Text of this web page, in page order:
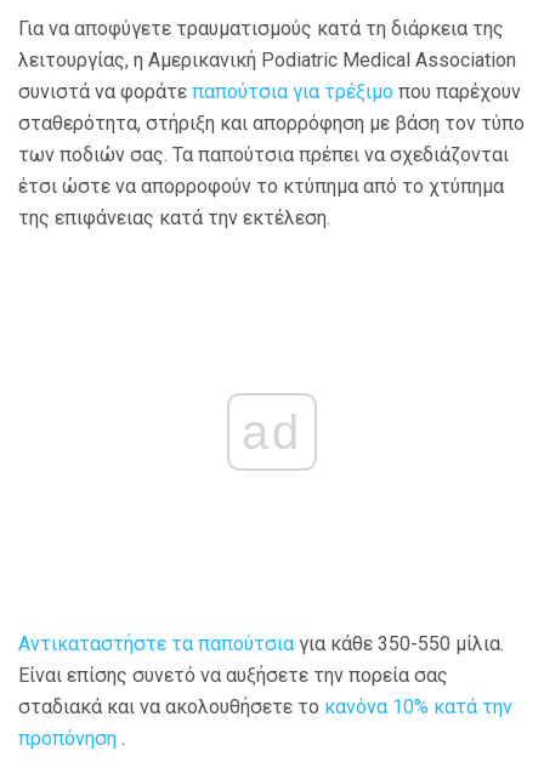
Για να αποφύγετε τραυματισμούς κατά τη διάρκεια της
λειτουργίας, η Αμερικανική Podiatric Medical Association
συνιστά να φοράτε παπούτσια για τρέξιμο που παρέχουν
σταθερότητα, στήριξη και απορρόφηση με βάση τον τύπο
των ποδιών σας. Τα παπούτσια πρέπει να σχεδιάζονται
έτσι ώστε να απορροφούν το κτύπημα από το χτύπημα
της επιφάνειας κατά την εκτέλεση.
ad
Αντικαταστήστε τα παπούτσια για κάθε 350-550 μίλια.
Είναι επίσης συνετό να αυξήσετε την πορεία σας
σταδιακά και να ακολουθήσετε το κανόνα 10% κατά την
προπόνηση .